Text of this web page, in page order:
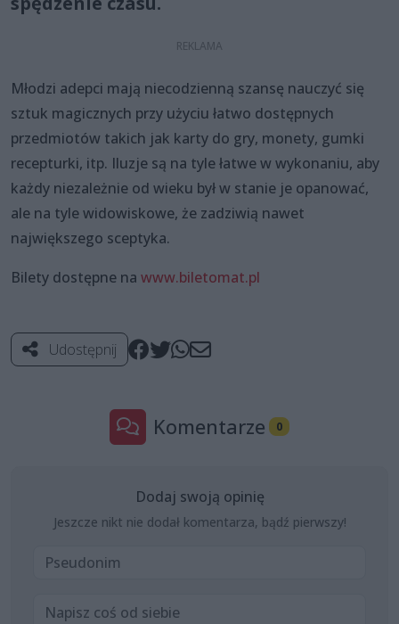
Młodzi adepci mają niecodzienną szansę nauczyć się
sztuk magicznych przy użyciu łatwo dostępnych
przedmiotów takich jak karty do gry, monety, gumki
recepturki, itp. Iluzje są na tyle łatwe w wykonaniu, aby
każdy niezależnie od wieku był w stanie je opanować,
ale na tyle widowiskowe, że zadziwią nawet
największego sceptyka.
Bilety dostępne na www.biletomat.pl
Udostępnij
Komentarze 0
Dodaj swoją opinię
Jeszcze nikt nie dodał komentarza, bądź pierwszy!